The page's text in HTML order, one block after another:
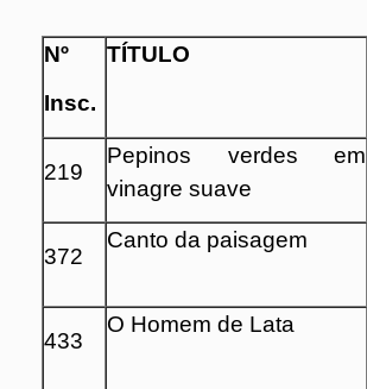
Nº
Insc.
TÍTULO
219
Pepinos verdes em
vinagre suave
372
Canto da paisagem
433
O Homem de Lata